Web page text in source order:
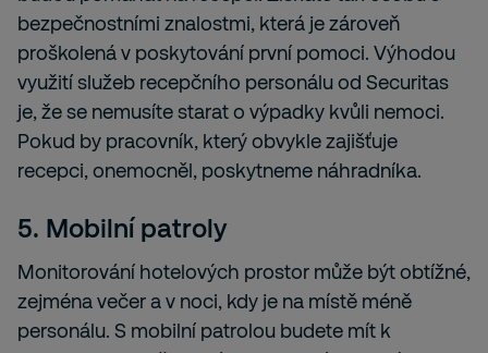
bezpečnostními znalostmi, která je zároveň
proškolená v poskytování první pomoci. Výhodou
využití služeb recepčního personálu od Securitas
je, že se nemusíte starat o výpadky kvůli nemoci.
Pokud by pracovník, který obvykle zajišťuje
recepci, onemocněl, poskytneme náhradníka.
5. Mobilní patroly
Monitorování hotelových prostor může být obtížné,
zejména večer a v noci, kdy je na místě méně
personálu. S mobilní patrolou budete mít k